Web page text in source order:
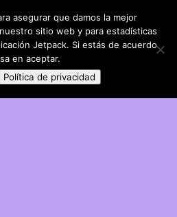
LinkedIn
Instagram
Facebook
Acceder
asegurar que damos la mejor
sitio web y para estadísticas
Jetpack. Si estás de acuerdo
en aceptar.
Política de privacidad